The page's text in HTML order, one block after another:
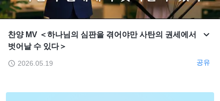
찬양 MV ＜하나님의 심판을 겪어야만 사탄의 권세에서
벗어날 수 있다＞
2026.05.19 공유